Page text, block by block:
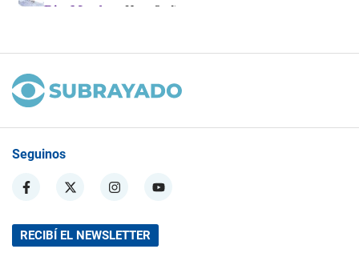
Seguinos
RECIBÍ EL NEWSLETTER